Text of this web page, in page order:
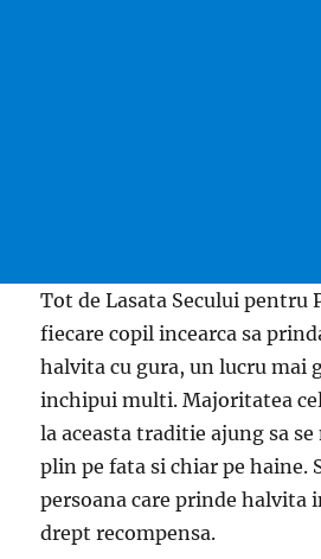
Tot de Lasata Secului pentru
fiecare copil incearca sa
halvita cu gura, un lucru mai
inchipui multi. Majoritatea
la aceasta traditie ajung sa
plin pe fata si chiar pe haine.
persoana care prinde halvita
drept recompensa.